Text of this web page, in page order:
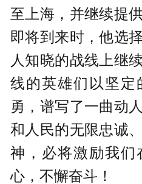
至上海，并继续提
即将到来时，他选
人知晓的战线上继
线的英雄们以坚定
勇，谱写了一曲动
和人民的无限忠诚
神，必将激励我们
心，不懈奋斗！